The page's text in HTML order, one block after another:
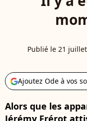
Publié le 21
Ajoutez Ode à vos
Alors que les
Jérémy Frérot